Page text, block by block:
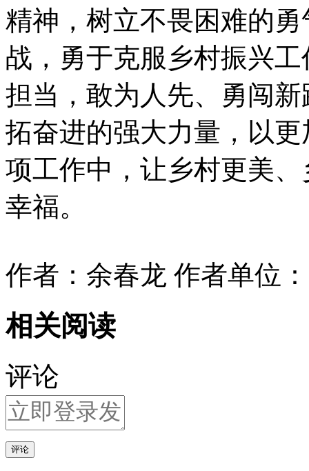
精神，树立不畏困难的
战，勇于克服乡村振兴
担当，敢为人先、勇闯
拓奋进的强大力量，以
项工作中，让乡村更美
幸福。
作者：余春龙 作者单位
相关阅读
评论
评论